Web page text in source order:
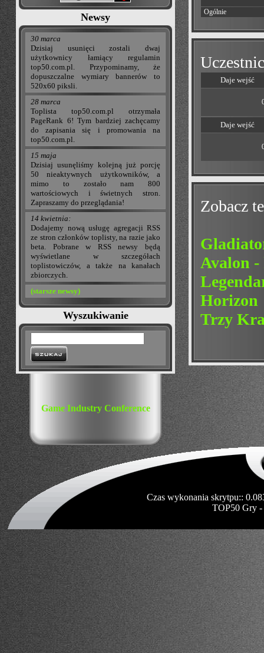
Newsy
30 marca
Dzisiaj usunięci zostali dwaj
użytkownicy łamiący regulamin
top50.com.pl. Przypominamy, że
dopuszczalne wymiary bannerów to
520x60 piksli.
28 marca
Toplista top50.com.pl otrzymała
PageRank 6! Tym bardziej zachęcamy
do zapisania się i promowania na
top50.com.pl.
15 maja
Dzisiaj usunęliśmy kolejną już porcję
50 nieaktywnych użytkowników, a
mimo to zostało nam 800
wartościowych i świetnych stron.
Zapraszamy do przeglądania!
14 kwietnia:
Dodajemy nową usługę agregacji RSS
ze stron członków toplisty, na razie jako
beta. Pobrane w RSS newsy będą
wyświetlane w szczegółach
toplistowiczów, a także na kanałach
zbiorczych.
(starsze newsy)
Wyszukiwanie
Game Industry Conference
Ogólnie
Daje wejść
Daje wejść
Zobacz
Avalon -
Horizon
Trzy
Czas wykonania skrytpu::
TOP50 Gry